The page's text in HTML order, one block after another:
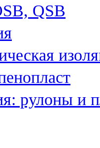
QSB
рулоны и